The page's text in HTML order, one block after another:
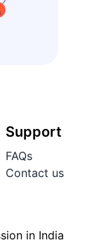
Support
FAQs
Contact us
in India